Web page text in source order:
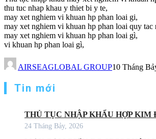
thu tuc nhap khau y thiet bi y te,
may xet nghiem vi khuan hp phan loai gi,
may xet nghiem vi khuan hp phan loai quy tac
may xet nghiem vi khuan hp phan loai gì,
vi khuan hp phan loai gì,
AIRSEAGLOBAL GROUP10 Tháng
Tin mới
THỦ TỤC NHẬP KHẨU HỢP KIM
24 Tháng Bảy, 2026